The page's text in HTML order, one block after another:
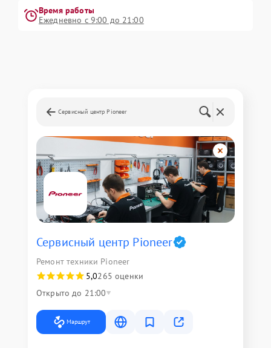
Время работы
Ежедневно с 9:00 до 21:00
Сервисный центр Pioneer
Сервисный центр Pioneer
Ремонт техники Pioneer
5,0265 оценки
Открыто до 21:00
Маршрут